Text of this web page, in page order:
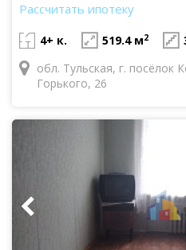
Рассчитать ипотеку
4+ к. 519.4 м2
обл. Тульская, г. посёлок
Горького, 26